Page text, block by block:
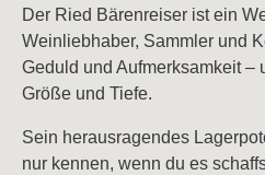
Der Ried Bärenreiser ist ein
Weinliebhaber, Sammler und
Geduld und Aufmerksamkeit –
Größe und Tiefe.
Sein herausragendes
nur kennen, wenn du es